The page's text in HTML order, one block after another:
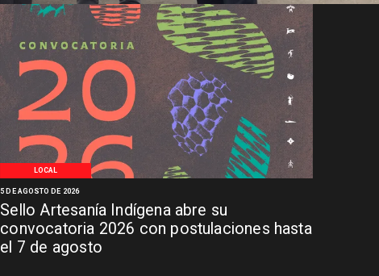
LOCAL
Sello Artesanía Indígena abre su
convocatoria 2026 con postulaciones hasta
el 7 de agosto
5 DE AGOSTO DE 2026